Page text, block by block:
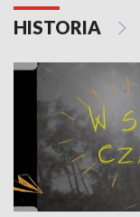
HISTORIA